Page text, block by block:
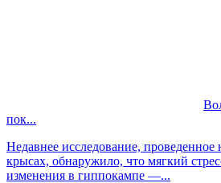
пок...
Недавнее исследование, проведенное
крысах, обнаружило, что мягкий
изменения в гиппокампе —...